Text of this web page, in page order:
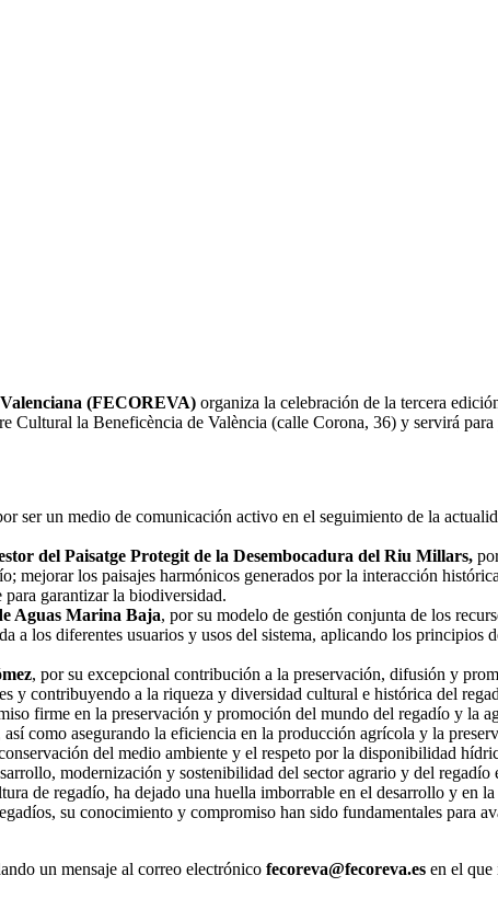
(FECOREVA) organiza la celebración de la tercera
la Beneficència de València (calle Corona, 36) y servirá
ser un medio de comunicación activo en el seguimiento de la
del Paisatge Protegit de la Desembocadura del Riu Millars,
mejorar los paisajes harmónicos generados por la interacción
garantizar la biodiversidad.
Aguas Marina Baja, por su modelo de gestión conjunta de los
a los diferentes usuarios y usos del sistema, aplicando los principios
, por su excepcional contribución a la preservación, difusión y
y contribuyendo a la riqueza y diversidad cultural e histórica del
firme en la preservación y promoción del mundo del regadío y la
como asegurando la eficiencia en la producción agrícola y la
del medio ambiente y el respeto por la disponibilidad
modernización y sostenibilidad del sector agrario y del
de regadío, ha dejado una huella imborrable en el desarrollo y en
su conocimiento y compromiso han sido fundamentales para
un mensaje al correo electrónico fecoreva@fecoreva.es en el